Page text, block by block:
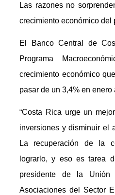
Las razones no
crecimiento económico del
El Banco Central de
Programa
crecimiento económico
pasar de un 3,4% en enero
“Costa Rica urge un
inversiones y disminuir el
La recuperación de la
lograrlo, y eso es tarea
presidente de la Unión
Asociaciones del Sector